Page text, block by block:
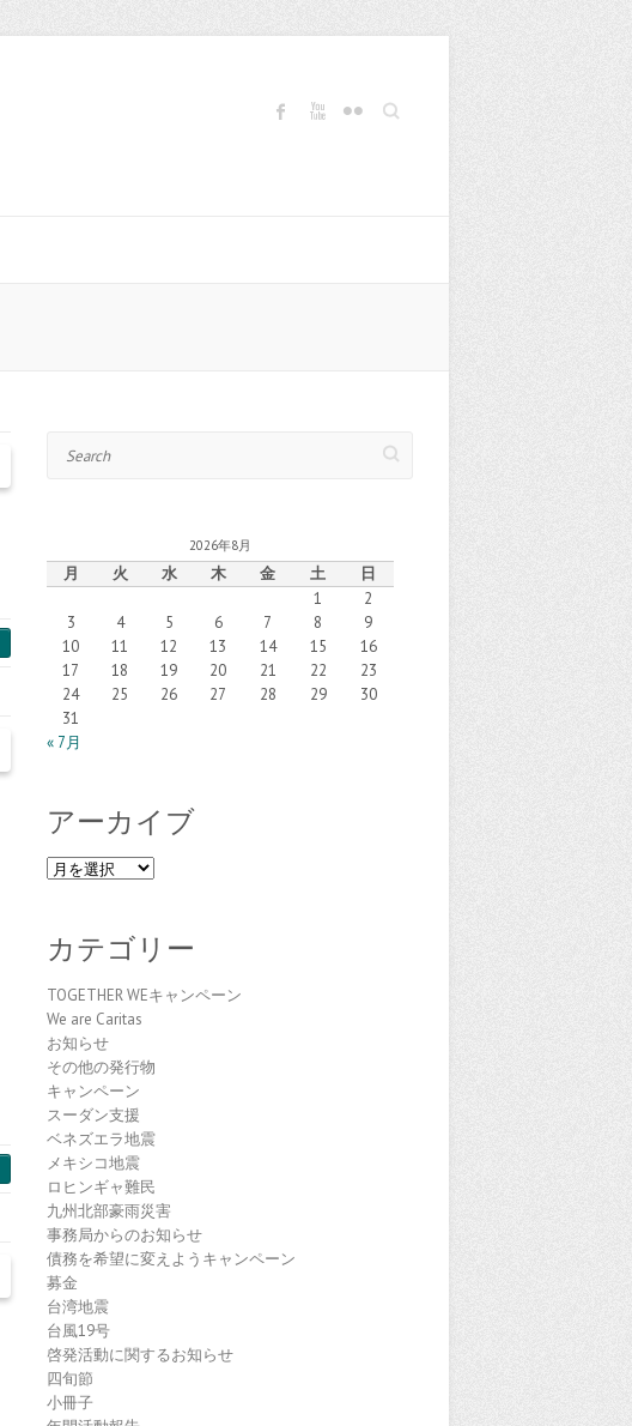
Search
2026年8月
月 火 水 木 金 土
日
1
2
3
4 5 6 7 8
9
10
11 12 13 14 15
16
17
18 19 20 21 22
23
24
25 26 27 28 29
30
31
« 7月
アーカイブ
ア
イ
ブ
カテゴリー
TOGETHER WEキャンペーン
We are Caritas
お知らせ
その他の発行物
キャンペーン
スーダン支援
ベネズエラ地震
メキシコ地震
ロヒンギャ難民
九州北部豪雨災害
事務局からのお知らせ
債務を希望に変えようキャンペーン
募金
台湾地震
台風19号
啓発活動に関するお知らせ
四旬節
小冊子